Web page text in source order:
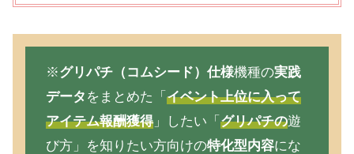
※グリパチ（コムシード）仕様機種の実践
データ をまとめた「 イベント上位に入って
アイテム報酬獲得」したい「 グリパチの遊
び方」を知りたい方向けの特化型内容にな